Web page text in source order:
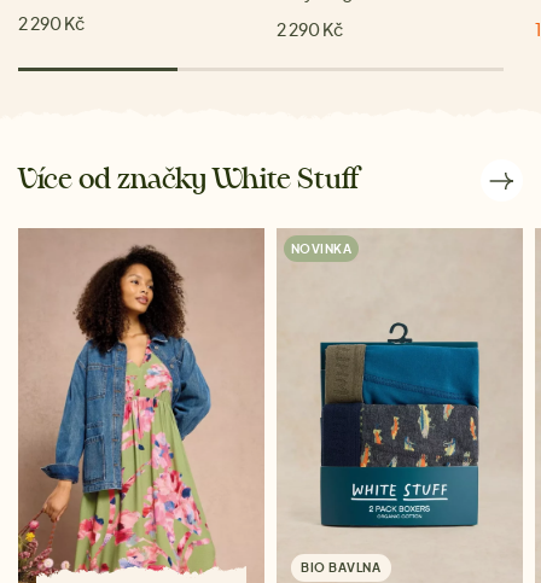
2 290 Kč
2 290 Kč
Více od značky White Stuff
NOVINKA
BIO BAVLNA